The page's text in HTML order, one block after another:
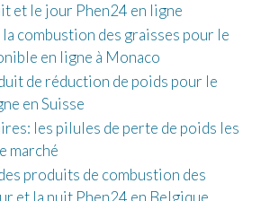
et le jour Phen24 en ligne
combustion des graisses pour le
en ligne à Monaco
de réduction de poids pour le
en Suisse
les pilules de perte de poids les
marché
produits de combustion des
et la nuit Phen24 en Belgique